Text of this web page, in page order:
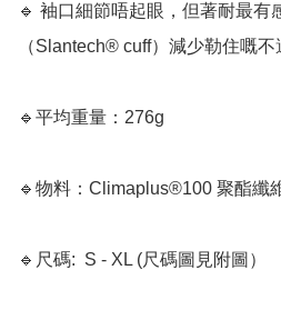
🔹 袖口細節唔起眼，但著耐最有
（Slantech® cuff）減少勒住嘅不
🔹平均重量：276g
🔹物料：Climaplus®100 聚酯纖
🔹尺碼:  S - XL (尺碼圖見附圖）